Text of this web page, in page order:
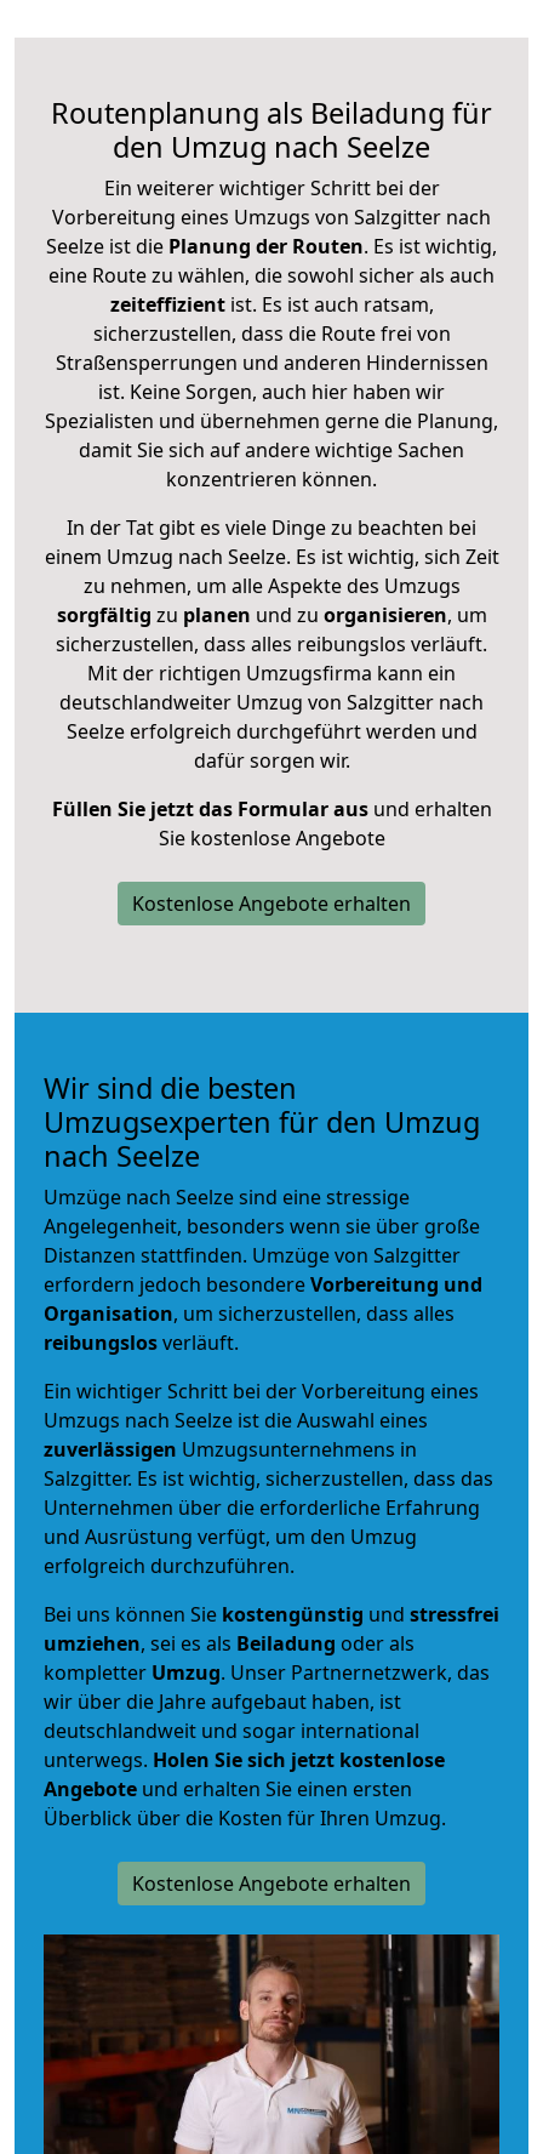
Routenplanung als Beiladung für
den Umzug nach Seelze
Ein weiterer wichtiger Schritt bei der
Vorbereitung eines Umzugs von Salzgitter nach
Seelze ist die Planung der Routen. Es ist wichtig,
eine Route zu wählen, die sowohl sicher als auch
zeiteffizientist. Es ist auch ratsam,
sicherzustellen, dass die Route frei von
Straßensperrungen und anderen Hindernissen
ist. Keine Sorgen, auch hier haben wir
Spezialisten und übernehmen gerne die Planung,
damit Sie sich auf andere wichtige Sachen
konzentrieren können.
In der Tat gibt es viele Dinge zu beachten bei
einem Umzug nach Seelze. Es ist wichtig, sich Zeit
zu nehmen, um alle Aspekte des Umzugs
sorgfältig zu planen und zu organisieren, um
sicherzustellen, dass alles reibungslos verläuft.
Mit der richtigen Umzugsfirma kann ein
deutschlandweiter Umzug von Salzgitter nach
Seelze erfolgreich durchgeführt werden und
dafür sorgen wir.
Füllen Sie jetzt das Formular ausund erhalten
Sie kostenlose Angebote
Kostenlose Angebote erhalten
Wir sind die besten
Umzugsexperten für den Umzug
nach Seelze
Umzüge nach Seelze sind eine stressige
Angelegenheit, besonders wenn sie über große
Distanzen stattfinden. Umzüge von Salzgitter
erfordern jedoch besondereVorbereitung und
Organisation, um sicherzustellen, dass alles
reibungslosverläuft.
Ein wichtiger Schritt bei der Vorbereitung eines
Umzugs nach Seelze ist die Auswahl eines
zuverlässigen Umzugsunternehmens in
Salzgitter. Es ist wichtig, sicherzustellen, dass das
Unternehmen über die erforderliche Erfahrung
und Ausrüstung verfügt, um den Umzug
erfolgreich durchzuführen.
Bei uns können Sie kostengünstig und stressfrei
umziehen, sei es als Beiladung oder als
kompletter Umzug. Unser Partnernetzwerk, das
wir über die Jahre aufgebaut haben, ist
deutschlandweit und sogar international
unterwegs. Holen Sie sich jetzt kostenlose
Angebote und erhalten Sie einen ersten
Überblick über die Kosten für Ihren Umzug.
Kostenlose Angebote erhalten